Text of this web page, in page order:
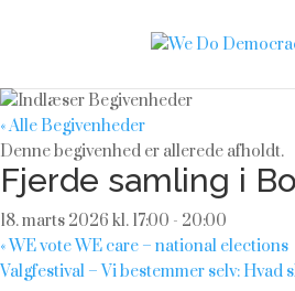
« Alle Begivenheder
Denne begivenhed er allerede afholdt.
Fjerde samling i
18. marts 2026 kl. 17:00 - 20:00
«WE vote WE care – national elections
Valgfestival – Vi bestemmer selv: